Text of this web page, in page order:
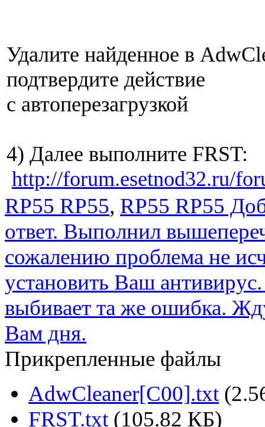
Удалите найденное в
подтвердите действие
с автоперезагрузкой
4) Далее выполните FRST:
http://forum.esetnod32.ru/
RP55 RP55, RP55 RP55
ответ. Выполнил
сожалению проблема не
установить Ваш
выбивает та же ошибка.
Вам дня.
Прикрепленные файлы
AdwCleaner[C00].txt
FRST.txt (105.82 КБ)